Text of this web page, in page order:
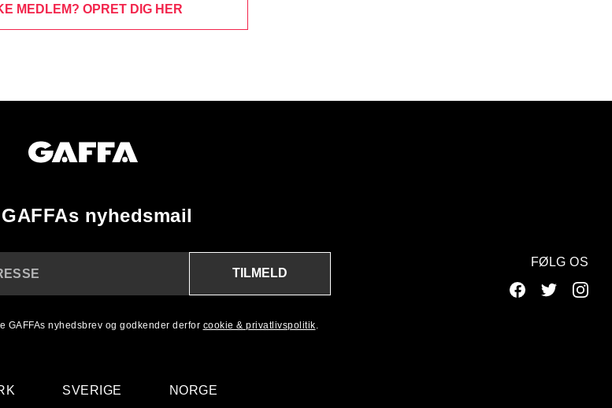
MEDLEM? OPRET DIG HER
nyhedsmail
TILMELD
GAFFAs nyhedsbrev og godkender derfor cookie & privatlivspolitik
FØLG OS
SVERIGE NORGE